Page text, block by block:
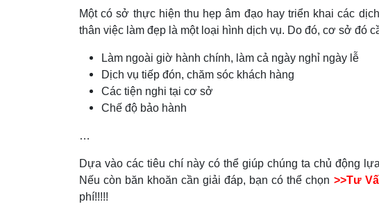
Một có sở thực hiện thu hẹp âm đạo hay triển khai các
thân việc làm đẹp là một loại hình dịch vụ. Do đó, cơ sở đó
Làm ngoài giờ hành chính, làm cả ngày nghỉ ngày lễ
Dịch vụ tiếp đón, chăm sóc khách hàng
Các tiện nghi tại cơ sở
Chế độ bảo hành
…
Dựa vào các tiêu chí này có thể giúp chúng ta chủ động
Nếu còn băn khoăn cần giải đáp, bạn có thể chọn >>Tư
phí!!!!!